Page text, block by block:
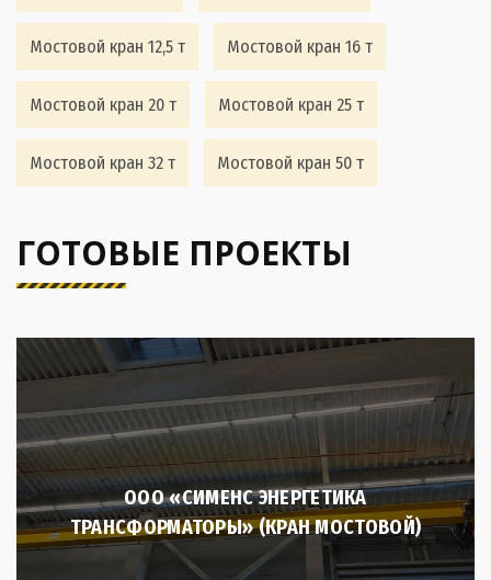
Мостовой кран 12,5 т Мостовой кран 16 т
Мостовой кран 20 т Мостовой кран 25 т
Мостовой кран 32 т Мостовой кран 50 т
ГОТОВЫЕ ПРОЕКТЫ
ООО «СИМЕНС ЭНЕРГЕТИКА
ТРАНСФОРМАТОРЫ» (КРАН МОСТОВОЙ)